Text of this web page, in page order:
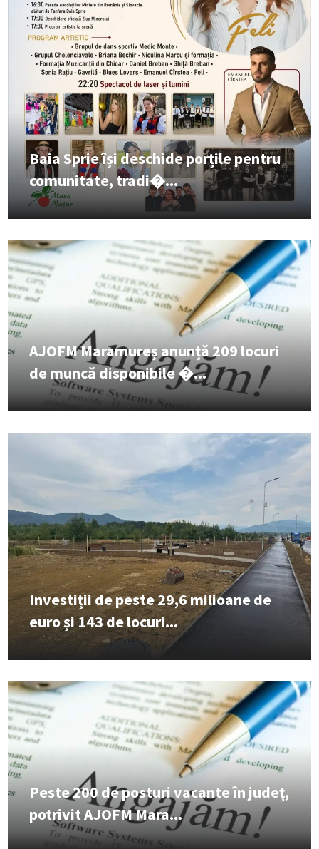
Baia Sprie își deschide porțile pentru
comunitate, tradi�...
AJOFM Maramureș anunță 209 locuri
de muncă disponibile �...
Investiții de peste 29,6 milioane de
euro și 143 de locuri...
Peste 200 de posturi vacante în județ,
potrivit AJOFM Mara...